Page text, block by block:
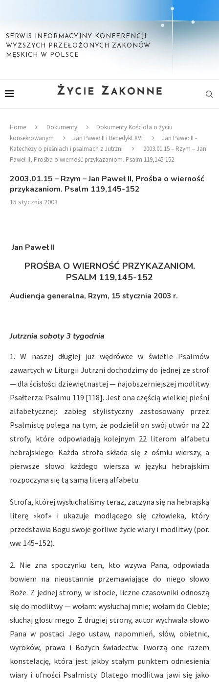
SERWIS INFORMACYJNY KONFERENCJI
WYŻSZYCH PRZEŁOŻONYCH ZAKONÓW
MĘSKICH W POLSCE
Home Dokumenty
Dokumenty Kościoła o życiu
konsekrowanym
Jan Paweł II i Benedykt XVI
Jan Paweł II -
Katechezy o pieśniach i psalmach z Jutrzni
2003.01.15 – Rzym – Jan
Paweł II, Prośba o wierność przykazaniom. Psalm 119,145-152
2003.01.15 – Rzym – Jan Paweł II, Prośba o wierność
przykazaniom. Psalm 119,145-152
15 stycznia 2003
Jan Paweł II
PROŚBA O WIERNOŚĆ PRZYKAZANIOM.
PSALM 119,145-152
Audiencja generalna, Rzym, 15 stycznia 2003 r.
Jutrznia soboty 3 tygodnia
1. W naszej długiej już wędrówce w świetle Psalmów
zawartych w Liturgii Jutrzni dochodzimy do jednej ze strof
— dla ścisłości dziewiętnastej — najobszerniejszej modlitwy
Psałterza: Psalmu 119 [118]. Jest ona częścią wielkiej pieśni
alfabetycznej: zabieg stylistyczny zastosowany przez
Psalmistę polega na tym, że podzielił on swój utwór na 22
strofy, które odpowiadają kolejnym 22 literom alfabetu
hebrajskiego. Każda strofa składa się z ośmiu wierszy, a
pierwsze słowo każdego wiersza w języku hebrajskim
rozpoczyna się tą samą literą alfabetu.
Strofa, której wysłuchaliśmy teraz, zaczyna się na hebrajską
literę «kof» i ukazuje modlącego się człowieka, który
przedstawia Bogu swoje gorliwe życie wiary i modlitwy (por.
ww. 145–152).
2. Nie zna spoczynku ten, kto wzywa Pana, odpowiada
bowiem na nieustannie przemawiające do niego słowo
Boże. Z jednej strony, w istocie, liczne czasowniki odnoszą
się do modlitwy — wołam: wysłuchaj mnie; wołam do Ciebie;
słuchaj głosu mego. Z drugiej strony, autor wychwala słowo
Pana w postaci Jego ustaw, napomnień, słów, obietnic,
wyroków, prawa i Bożych świadectw. Tworzą one razem
konstelację, która jest jakby stałym punktem odniesienia
wiary i ufności Psalmisty. Dlatego modlitwa jawi się jako